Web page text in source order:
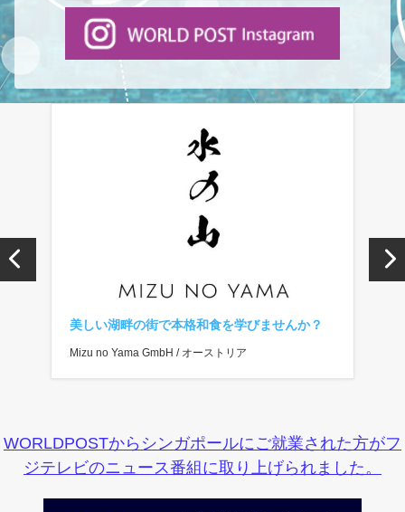
JTBバンコク支店での旅行業務です
JTB (THAILAND) Ltd. / タイ、バンコク
WORLDPOSTからシンガポールにご就業された方がフ
ジテレビのニュース番組に取り上げられました。